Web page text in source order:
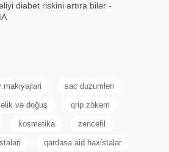
diabet riskini artıra bilər -
makiyajlari sac duzumleri
və doğuş qrip zökəm
kosmetika zencefil
qardasa aid haxistalar